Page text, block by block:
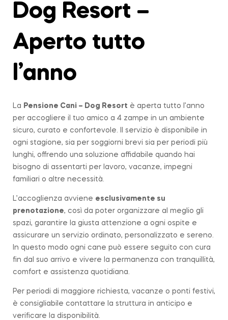
Dog Resort –
Aperto tutto
l’anno
La Pensione Cani – Dog Resort è aperta tutto l’anno
per accogliere il tuo amico a 4 zampe in un ambiente
sicuro, curato e confortevole. Il servizio è disponibile in
ogni stagione, sia per soggiorni brevi sia per periodi più
lunghi, offrendo una soluzione affidabile quando hai
bisogno di assentarti per lavoro, vacanze, impegni
familiari o altre necessità.
L’accoglienza avviene esclusivamente su
prenotazione, così da poter organizzare al meglio gli
spazi, garantire la giusta attenzione a ogni ospite e
assicurare un servizio ordinato, personalizzato e sereno.
In questo modo ogni cane può essere seguito con cura
fin dal suo arrivo e vivere la permanenza con tranquillità,
comfort e assistenza quotidiana.
Per periodi di maggiore richiesta, vacanze o ponti festivi,
è consigliabile contattare la struttura in anticipo e
verificare la disponibilità.